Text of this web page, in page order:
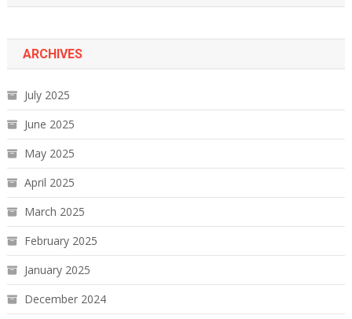
ARCHIVES
July 2025
June 2025
May 2025
April 2025
March 2025
February 2025
January 2025
December 2024